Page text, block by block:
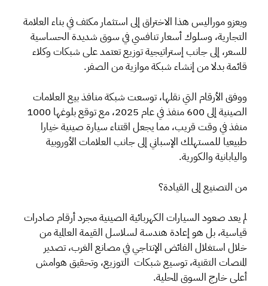
ويعزو موراليس هذا الاختراق إلى استثمار مكثف في بناء العلامة
التجارية، وسلوك أسعار تنافسي في سوق شديدة الحساسية
للسعر، إلى جانب إستراتيجية توزيع تعتمد على شبكات وكلاء
قائمة بدلا من إنشاء شبكة موازية من الصفر.
ووفق الأرقام التي نقلها، توسعت شبكة منافذ بيع العلامات
الصينية إلى 600 منفذ في عام 2025، مع توقع بلوغها 1000
منفذ في وقت قريب، مما يجعل اقتناء سيارة صينية خيارا
طبيعيا للمستهلك الإسباني إلى جانب العلامات الأوروبية
واليابانية والكورية.
من التصنيع إلى القيادة؟
لم يعد صعود السيارات الكهربائية الصينية مجرد أرقام صادرات
قياسية، بل هو إعادة هندسة لسلاسل القيمة العالمية من
خلال استغلال الفائض الإنتاجي في مصانع الغرب، تصدير
المنصات التقنية، توسيع شبكات التوزيع، وتحقيق هوامش
أعلى خارج السوق المحلية.